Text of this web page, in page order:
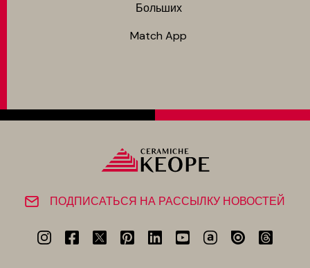
Больших
Match App
ПОДПИСАТЬСЯ НА РАССЫЛКУ НОВОСТЕЙ